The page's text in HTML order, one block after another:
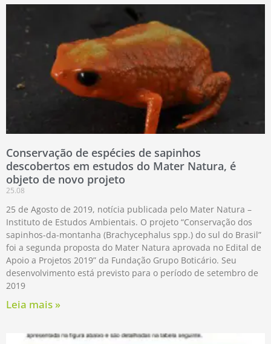
Conservação de espécies de sapinhos
descobertos em estudos do Mater Natura, é
objeto de novo projeto
25.08
25 de Agosto de 2019, notícia publicada pelo Mater Natura –
Instituto de Estudos Ambientais. O projeto “Conservação dos
sapinhos-da-montanha (Brachycephalus spp.) do sul do Brasil”
foi a segunda proposta do Mater Natura aprovada no Edital de
Apoio a Projetos 2019” da Fundação Grupo Boticário. Seu
desenvolvimento está previsto para o período de setembro de
2019
Leia mais »